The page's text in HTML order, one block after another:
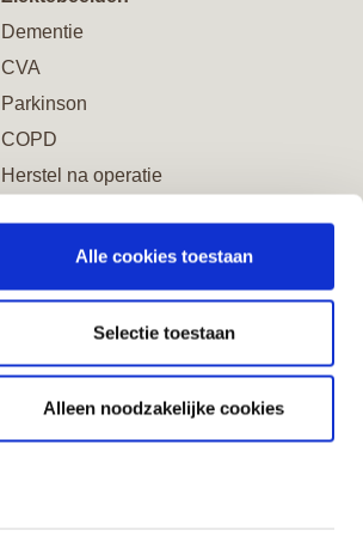
Alle cookies toestaan
Selectie toestaan
Alleen noodzakelijke cookies
Dementie
CVA
Parkinson
COPD
Herstel na operatie